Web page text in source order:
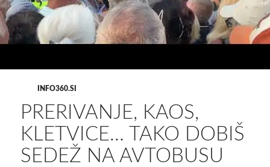
INFO360.SI
PRERIVANJE, KAOS,
KLETVICE… TAKO DOBIŠ
SEDEŽ NA AVTOBUSU